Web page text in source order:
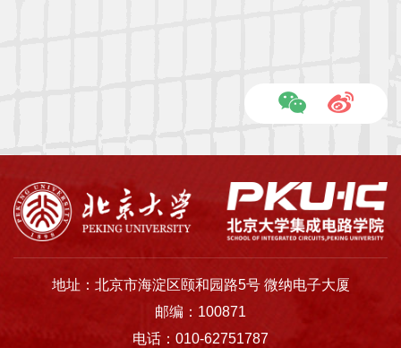
地址：北京市海淀区颐和园路5号 微纳电子大厦
邮编：100871
电话：010-62751787